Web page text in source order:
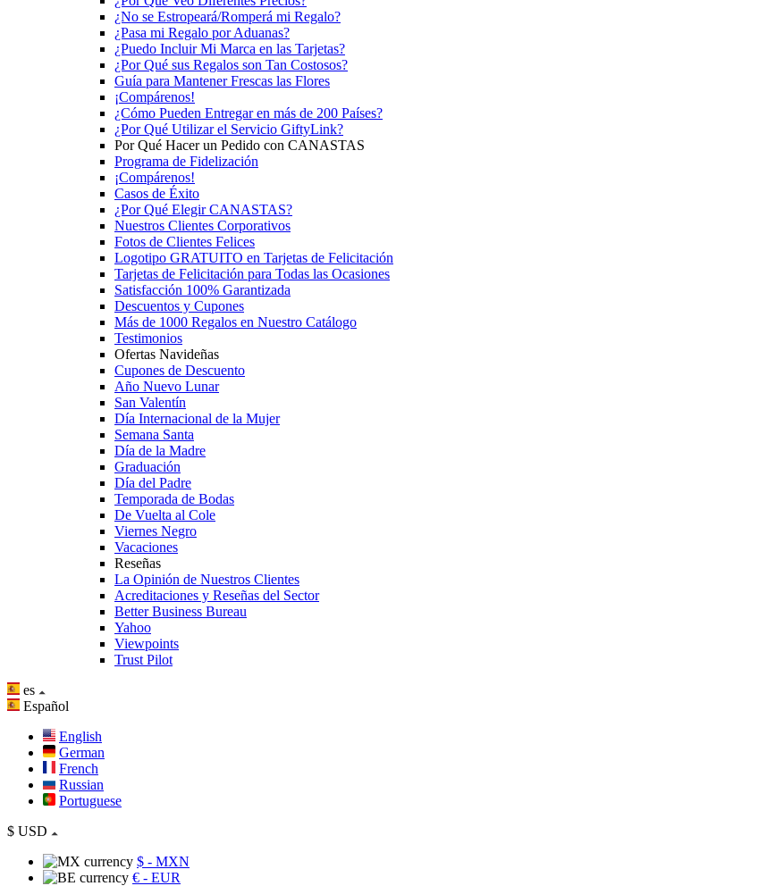
¿No se Estropeará/Romperá mi Regalo?
¿Pasa mi Regalo por Aduanas?
¿Puedo Incluir Mi Marca en las Tarjetas?
¿Por Qué sus Regalos son Tan Costosos?
Guía para Mantener Frescas las Flores
¡Compárenos!
¿Cómo Pueden Entregar en más de 200 Países?
¿Por Qué Utilizar el Servicio GiftyLink?
Por Qué Hacer un Pedido con CANASTAS
Programa de Fidelización
¡Compárenos!
Casos de Éxito
¿Por Qué Elegir CANASTAS?
Nuestros Clientes Corporativos
Fotos de Clientes Felices
Logotipo GRATUITO en Tarjetas de Felicitación
Tarjetas de Felicitación para Todas las Ocasiones
Satisfacción 100% Garantizada
Descuentos y Cupones
Más de 1000 Regalos en Nuestro Catálogo
Testimonios
Ofertas Navideñas
Cupones de Descuento
Año Nuevo Lunar
San Valentín
Día Internacional de la Mujer
Semana Santa
Día de la Madre
Graduación
Día del Padre
Temporada de Bodas
De Vuelta al Cole
Viernes Negro
Vacaciones
Reseñas
La Opinión de Nuestros Clientes
Acreditaciones y Reseñas del Sector
Better Business Bureau
Yahoo
Viewpoints
Trust Pilot
es
Español
English
German
French
Russian
Portuguese
$ USD
$ - MXN
€ - EUR